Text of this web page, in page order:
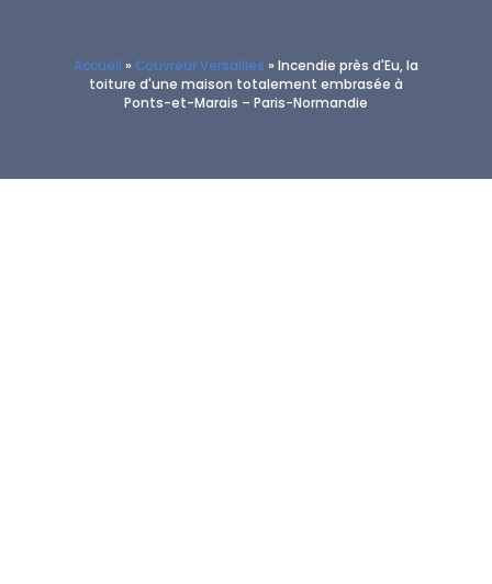
Accueil » Couvreur Versailles » Incendie près d'Eu, la
toiture d'une maison totalement embrasée à
Ponts-et-Marais – Paris-Normandie